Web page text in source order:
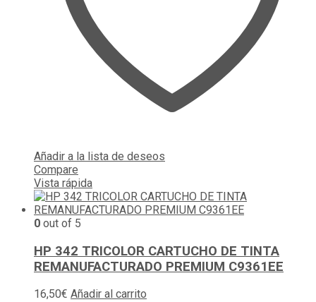
Añadir a la lista de deseos
Compare
Vista rápida
0 out of 5
HP 342 TRICOLOR CARTUCHO DE TINTA
REMANUFACTURADO PREMIUM C9361EE
16,50€ Añadir al carrito